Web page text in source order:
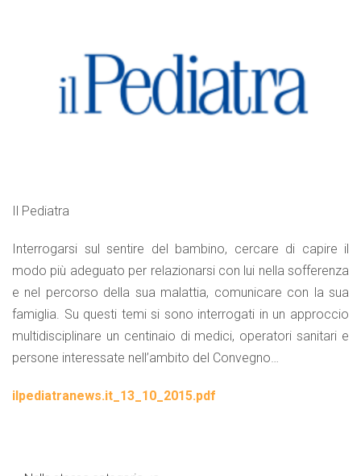
Il Pediatra
Interrogarsi sul sentire del bambino, cercare di capire il
modo più adeguato per relazionarsi con lui nella sofferenza
e nel percorso della sua malattia, comunicare con la sua
famiglia. Su questi temi si sono interrogati in un approccio
multidisciplinare un centinaio di medici, operatori sanitari e
persone interessate nell’ambito del Convegno…
ilpediatranews.it_13_10_2015.pdf